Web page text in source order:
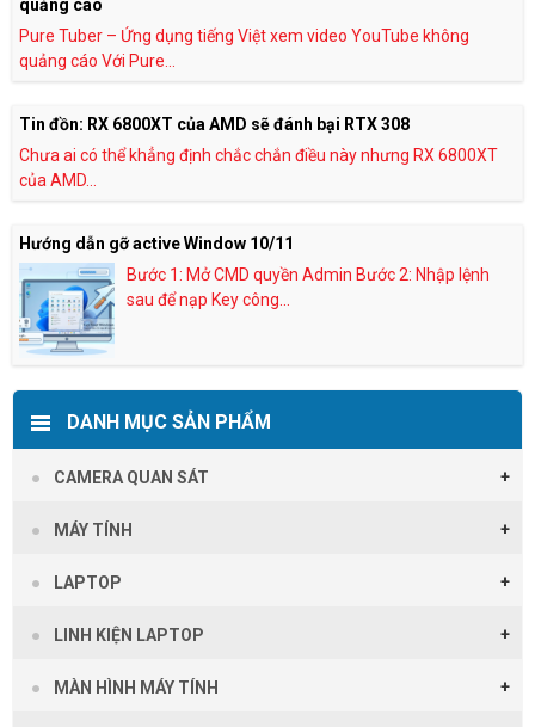
quảng cáo
Pure Tuber – Ứng dụng tiếng Việt xem video YouTube không
quảng cáo Với Pure...
Tin đồn: RX 6800XT của AMD sẽ đánh bại RTX 308
Chưa ai có thể khẳng định chắc chắn điều này nhưng RX 6800XT
của AMD...
Hướng dẫn gỡ active Window 10/11
Bước 1: Mở CMD quyền Admin Bước 2: Nhập lệnh
sau để nạp Key công...
DANH MỤC SẢN PHẨM
CAMERA QUAN SÁT
MÁY TÍNH
LAPTOP
LINH KIỆN LAPTOP
MÀN HÌNH MÁY TÍNH